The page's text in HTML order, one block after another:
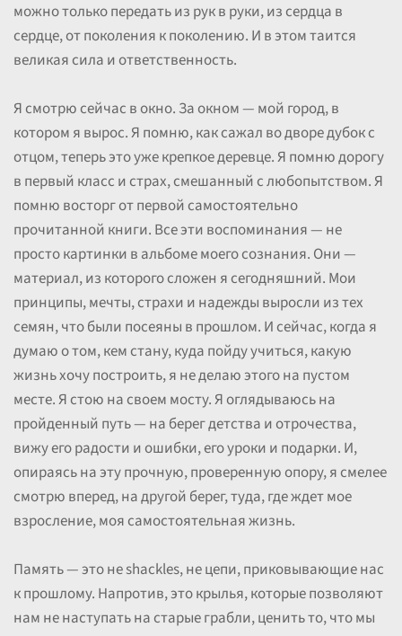
можно только передать из рук в руки, из сердца в
сердце, от поколения к поколению. И в этом таится
великая сила и ответственность.
Я смотрю сейчас в окно. За окном — мой город, в
котором я вырос. Я помню, как сажал во дворе дубок с
отцом, теперь это уже крепкое деревце. Я помню дорогу
в первый класс и страх, смешанный с любопытством. Я
помню восторг от первой самостоятельно
прочитанной книги. Все эти воспоминания — не
просто картинки в альбоме моего сознания. Они —
материал, из которого сложен я сегодняшний. Мои
принципы, мечты, страхи и надежды выросли из тех
семян, что были посеяны в прошлом. И сейчас, когда я
думаю о том, кем стану, куда пойду учиться, какую
жизнь хочу построить, я не делаю этого на пустом
месте. Я стою на своем мосту. Я оглядываюсь на
пройденный путь — на берег детства и отрочества,
вижу его радости и ошибки, его уроки и подарки. И,
опираясь на эту прочную, проверенную опору, я смелее
смотрю вперед, на другой берег, туда, где ждет мое
взросление, моя самостоятельная жизнь.
Память — это не shackles, не цепи, приковывающие нас
к прошлому. Напротив, это крылья, которые позволяют
нам не наступать на старые грабли, ценить то, что мы